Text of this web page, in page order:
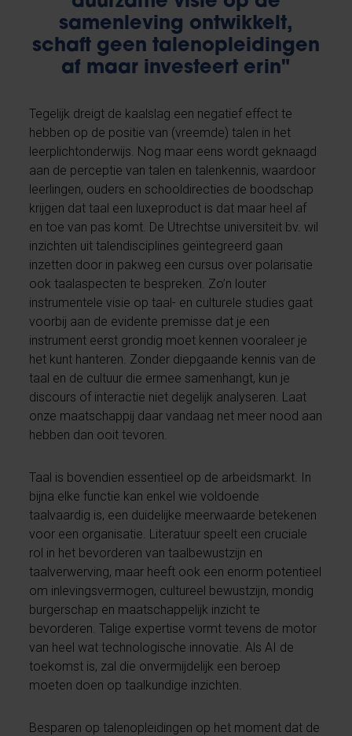
samenleving ontwikkelt,
schaft geen talenopleidingen
af maar investeert erin"
Tegelijk dreigt de kaalslag een negatief effect te
hebben op de positie van (vreemde) talen in het
leerplichtonderwijs. Nog maar eens wordt geknaagd
aan de perceptie van talen en talenkennis, waardoor
leerlingen, ouders en schooldirecties de boodschap
krijgen dat taal een luxeproduct is dat maar heel af
en toe van pas komt. De Utrechtse universiteit bv. wil
inzichten uit talendisciplines geïntegreerd gaan
inzetten door in pakweg een cursus over polarisatie
ook taalaspecten te bespreken. Zo’n louter
instrumentele visie op taal- en culturele studies gaat
voorbij aan de evidente premisse dat je een
instrument eerst grondig moet kennen vooraleer je
het kunt hanteren. Zonder diepgaande kennis van de
taal en de cultuur die ermee samenhangt, kun je
discours of interactie niet degelijk analyseren. Laat
onze maatschappij daar vandaag net meer nood aan
hebben dan ooit tevoren.
Taal is bovendien essentieel op de arbeidsmarkt. In
bijna elke functie kan enkel wie voldoende
taalvaardig is, een duidelijke meerwaarde betekenen
voor een organisatie. Literatuur speelt een cruciale
rol in het bevorderen van taalbewustzijn en
taalverwerving, maar heeft ook een enorm potentieel
om inlevingsvermogen, cultureel bewustzijn, mondig
burgerschap en maatschappelijk inzicht te
bevorderen. Talige expertise vormt tevens de motor
van heel wat technologische innovatie. Als AI de
toekomst is, zal die onvermijdelijk een beroep
moeten doen op taalkundige inzichten.
Besparen op talenopleidingen op het moment dat de